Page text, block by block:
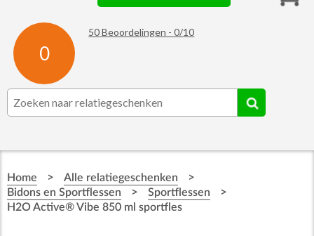
0
50Beoordelingen -0/10
Assortiment
Contact
☆ Prijsknallers ☆
Home > Alle relatiegeschenken >
Bidons en Sportflessen > Sportflessen >
H2O Active® Vibe 850 ml sportfles